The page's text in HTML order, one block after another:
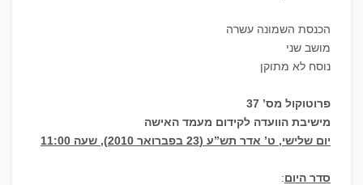
הכנסת השמונה עשרה
מושב שני
נוסח לא מתוקן
פרוטוקול מס’ 37
מישיבת הוועדה לקידום מעמד האישה
יום שלישי, ט’ אדר תש”ע (23 בפברואר 2010), שעה 11:00
סדר היום: